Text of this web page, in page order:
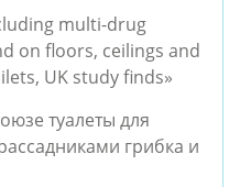
multi-drug
on floors, ceilings and
UK study finds»
туалеты для
грибка и